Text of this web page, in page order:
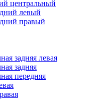
центральный
левый
правый
задняя левая
задняя
передняя